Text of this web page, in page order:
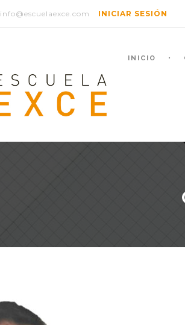
info@escuelaexce.com INICIAR SESIÓN
INICIO